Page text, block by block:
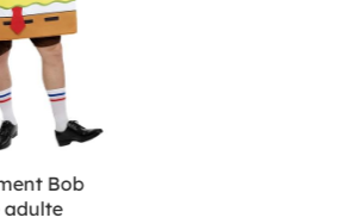
Bob
adulte